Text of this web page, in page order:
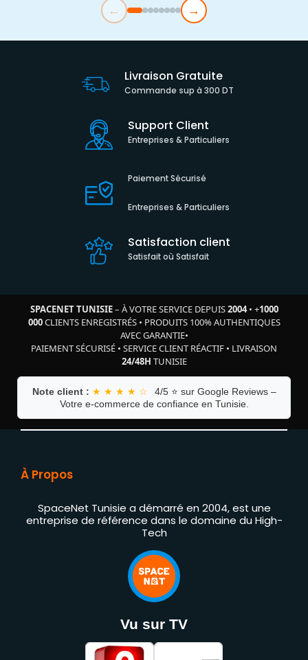
← →
Livraison Gratuite
Commande sup à 300 DT
Support Client
Entreprises & Particuliers
Paiement Sécurisé
Entreprises & Particuliers
Satisfaction client
Satisfait où Satisfait
SPACENET TUNISIE– À VOTRE SERVICE DEPUIS2004• +1000
000CLIENTS ENREGISTRÉS• PRODUITS 100% AUTHENTIQUES
AVEC GARANTIE•
PAIEMENT SÉCURISÉ • SERVICE CLIENT RÉACTIF • LIVRAISON
24/48H TUNISIE
Note client : ★ ★ ★ ★ ☆
4/5 ⭐ sur Google Reviews –
Votre e-commerce de confiance en Tunisie.
À Propos
SpaceNet Tunisie a démarré en 2004, est une
entreprise de référence dans le domaine du High-
Tech
Vu sur TV